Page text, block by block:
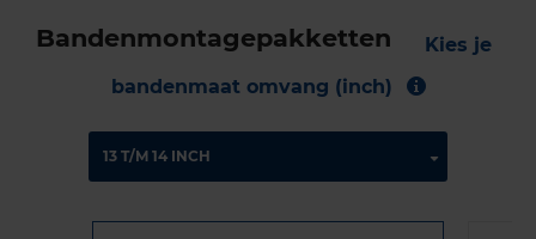
Bandenmontagepakketten
Kies je
bandenmaat omvang (inch)